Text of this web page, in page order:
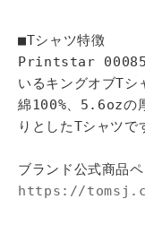
■Tシャツ特徴
Printstar 00085-
いるキングオブTシ
綿100%、5.6ozの
りとしたTシャツで
ブランド公式商品
https://